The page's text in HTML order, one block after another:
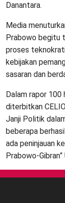
Danantara.
Media
Prabowo begitu
proses
kebijakan
sasaran dan
Dalam rapor 100
diterbitkan
Janji Politik
beberapa
ada peninjauan
Prabowo-Gibran”